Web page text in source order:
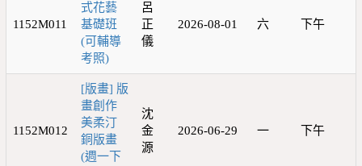
1152M011
式花藝
基礎班
(可輔導
考照)
呂
正
儀
2026-08-01 六 下午
1152M012
[版畫] 版
畫創作
美柔汀
銅版畫
(週一下
沈
金
源
2026-06-29 一 下午